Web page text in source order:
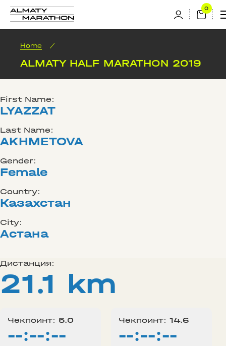
Home /
ALMATY HALF MARATHON 2019
First Name:
LYAZZAT
Last Name:
AKHMETOVA
Gender:
Female
Country:
Казахстан
City:
Астана
Дистанция:
21.1 km
Чекпоинт: 5.0
--:--:--
Чекпоинт: 14.6
--:--:--